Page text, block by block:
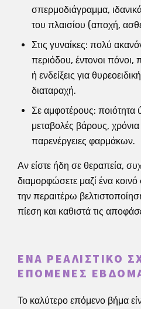
σπερμοδιάγραμμα,
του πλαισίου (αποχή,
Στις γυναίκες: πολύ
περιόδου, έντονοι πόνοι,
ή ενδείξεις για
διαταραχή.
Σε αμφοτέρους:
μεταβολές βάρους,
παρενέργειες φαρμάκων.
Αν είστε ήδη σε θεραπεία,
διαμορφώσετε μαζί ένα
την περαιτέρω
πίεση και καθιστά τις
ΈΝΑ ΡΕΑΛΙΣΤΙΚΌ
ΕΠΌΜΕΝΕΣ
Το καλύτερο επόμενο βήμα